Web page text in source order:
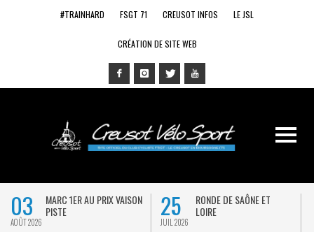
#TRAINHARD FSGT 71 CREUSOT INFOS LE JSL
CRÉATION DE SITE WEB
03
AOÛT 2026
MARC 1ER AU PRIX VAISON
PISTE
25
JUIL 2026
RONDE DE SAÔNE ET
LOIRE